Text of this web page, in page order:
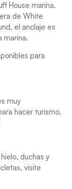
House marina.
de White
el anclaje es
marina.
para
muy
hacer turismo,
duchas y
visite